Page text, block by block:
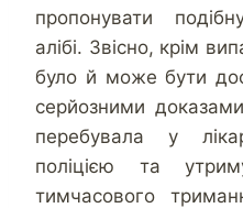
пропонувати
алібі. Звісно, крім
було й може бути
серйозними
перебувала у
поліцією та
тимчасового